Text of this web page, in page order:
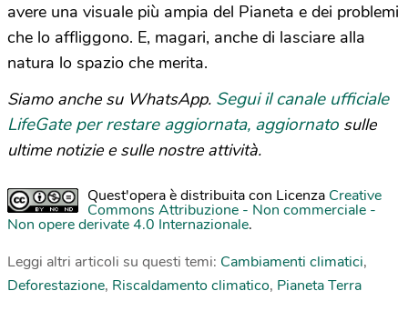
avere una visuale più ampia del Pianeta e dei problemi
che lo affliggono. E, magari, anche di lasciare alla
natura lo spazio che merita.
Siamo anche su WhatsApp. Segui il canale ufficiale
LifeGate per restare aggiornata, aggiornato sulle
ultime notizie e sulle nostre attività.
Quest'opera è distribuita con Licenza Creative
Commons Attribuzione - Non commerciale -
Non opere derivate 4.0 Internazionale.
Leggi altri articoli su questi temi: Cambiamenti climatici,
Deforestazione, Riscaldamento climatico, Pianeta Terra